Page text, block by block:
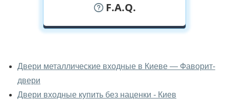
F.A.Q.
входные вживую?
Да, можно посмотреть двери входные в нашем
фирменном салоне-магазине.
Двери металлические входные в Киеве — Фаворит-
двери
Двери входные купить без наценки - Киев